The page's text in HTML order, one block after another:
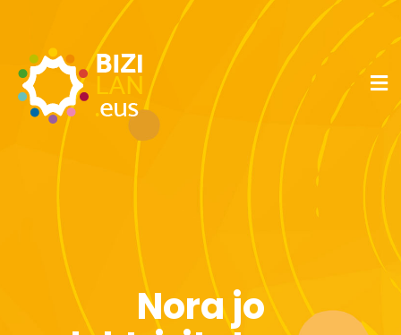
Nora jo